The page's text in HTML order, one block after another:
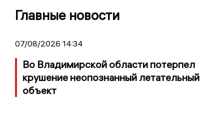
Главные новости
07/08/2026 14:34
Во Владимирской области потерпел
крушение неопознанный летательный
объект